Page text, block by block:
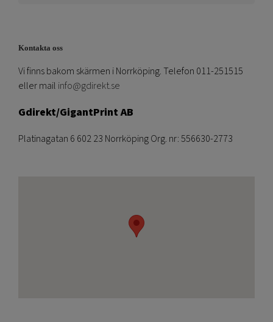
Kontakta oss
Vi finns bakom skärmen i Norrköping. Telefon 011-251515
eller mail info@gdirekt.se
Gdirekt/GigantPrint AB
Platinagatan 6 602 23 Norrköping Org. nr: 556630-2773